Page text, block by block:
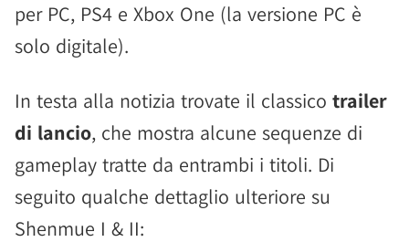
per PC, PS4 e Xbox One (la versione PC è
solo digitale).
In testa alla notizia trovate il classico trailer
di lancio, che mostra alcune sequenze di
gameplay tratte da entrambi i titoli. Di
seguito qualche dettaglio ulteriore su
Shenmue I & II: